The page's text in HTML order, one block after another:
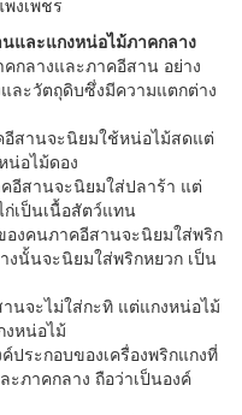
และแกงหน่อไม้ภาคกลาง
ลางและภาคอีสาน อย่าง
ละวัตถุดิบซึ่งมีความแตกต่าง
านจะนิยมใช้หน่อไม้สดแต่
น่อไม้ดอง
สานจะนิยมใส่ปลาร้า แต่
เป็นเนื้อสัตว์แทน
คนภาคอีสานจะนิยมใส่พริก
งนั้นจะนิยมใส่พริกหยวก เป็น
จะไม่ใส่กะทิ แต่แกงหน่อไม้
งหน่อไม้
ระกอบของเครื่องพริกแกงที่
ภาคกลาง ถือว่าเป็นองค์